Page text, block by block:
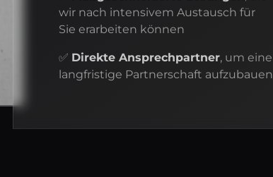
wir nach intensivem Austausch für
Sie erarbeiten können
✅ Direkte Ansprechpartner, um eine
langfristige Partnerschaft aufzubauen